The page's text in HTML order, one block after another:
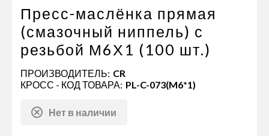
Оснащение прицепов
Автономное отопление и
кондиционировани
Стяжные ремни и тросы
Пресс-маслёнка прямая
(смазочный ниппель) с
резьбой М6Х1 (100 шт.)
ПРОИЗВОДИТЕЛЬ: CR
КРОСС - КОД ТОВАРА: PL-C-073(M6*1)
Нет в наличии